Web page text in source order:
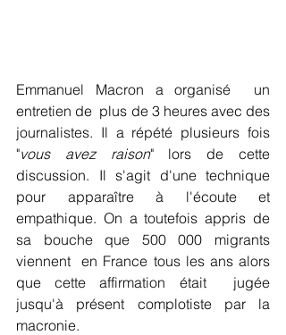
Emmanuel Macron a organisé  un
entretien de  plus de 3 heures avec des
journalistes. Il a répété plusieurs fois
"vous avez raison" lors de cette
discussion. Il s'agit d'une technique
pour apparaître à l'écoute et
empathique. On a toutefois appris de
sa bouche que 500 000 migrants
viennent  en France tous les ans alors
que cette affirmation était  jugée
jusqu'à présent complotiste par la
macronie.